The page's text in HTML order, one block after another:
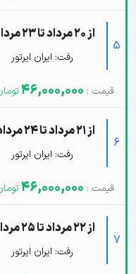
5
از 20 مرداد تا 23 مرداد
رفت: ایران ایرتور
46,000,000
6
از 21 مرداد تا 24 مرداد
رفت: ایران ایرتور
46,000,000
7
از 22 مرداد تا 25 مرداد
رفت: ایران ایرتور